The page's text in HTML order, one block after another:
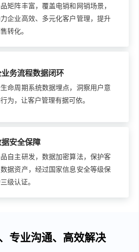
矩阵丰富，覆盖电销和网销场景，
企业高效、多元化客户管理，提升
转化。
务流程数据闭环
命周期系统数据埋点，洞察用户意
为，让客户管理有据可依。
安全保障
自主研发，数据加密算法，保护客
据资产，经过国家信息安全等级保
级认证。
专业沟通、高效解决